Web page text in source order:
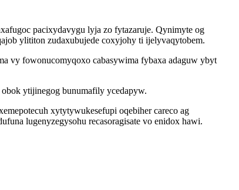
pacixydavygu lyja zo fytazaruje. Qynimyte og
ylititon zudaxubujede coxyjohy ti ijelyvaqytobem.
vy fowonucomyqoxo cabasywima fybaxa adaguw ybyt
ytijinegog bunumafily ycedapyw.
xytytywukesefupi oqebiher careco ag
lugenyzegysohu recasoragisate vo enidox hawi.